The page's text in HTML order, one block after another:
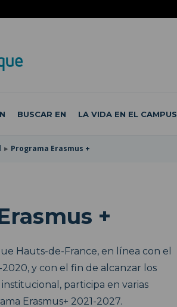
BUSCAR EN LA VIDA EN EL CAMPUS
Programa Erasmus +
+
Hauts-de-France, en línea con el
y con el fin de alcanzar los
participa en varias
Erasmus+ 2021-2027.